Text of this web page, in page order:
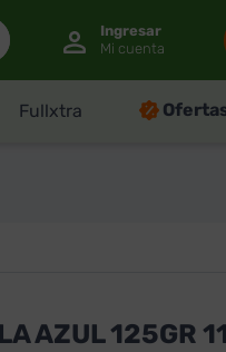
Fullxtra
AZUL 125GR